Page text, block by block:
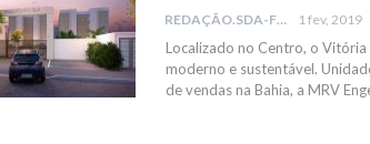
REDAÇÃO.SDA-FM 1 fev, 2019
Localizado no Centro, o
moderno e sustentável.
de vendas na Bahia, a MRV